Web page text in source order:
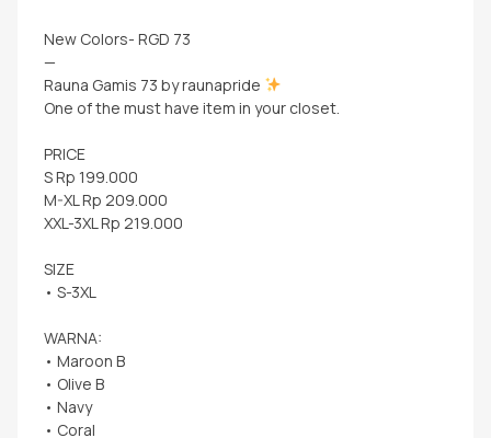
New Colors- RGD 73
—
Rauna Gamis 73 by raunapride
One of the must have item in your closet.
PRICE
S Rp 199.000
M-XL Rp 209.000
XXL-3XL Rp 219.000
SIZE
• S-3XL
WARNA:
• Maroon B
• Olive B
• Navy
• Coral